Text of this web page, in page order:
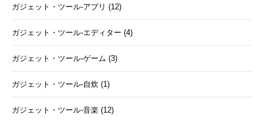
ガジェット・ツール-アプリ (12)
ガジェット・ツール-エディター (4)
ガジェット・ツール-ゲーム (3)
ガジェット・ツール-自炊 (1)
ガジェット・ツール-音楽 (12)